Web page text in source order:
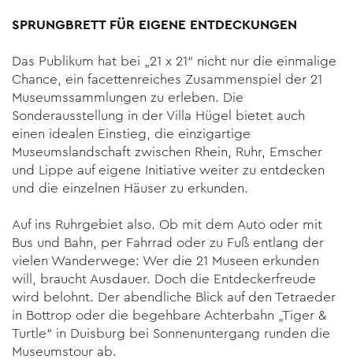
SPRUNGBRETT FÜR EIGENE ENTDECKUNGEN
Das Publikum hat bei „21 x 21“ nicht nur die einmalige
Chance, ein facettenreiches Zusammenspiel der 21
Museumssammlungen zu erleben. Die
Sonderausstellung in der Villa Hügel bietet auch
einen idealen Einstieg, die einzigartige
Museumslandschaft zwischen Rhein, Ruhr, Emscher
und Lippe auf eigene Initiative weiter zu entdecken
und die einzelnen Häuser zu erkunden.
Auf ins Ruhrgebiet also. Ob mit dem Auto oder mit
Bus und Bahn, per Fahrrad oder zu Fuß entlang der
vielen Wanderwege: Wer die 21 Museen erkunden
will, braucht Ausdauer. Doch die Entdeckerfreude
wird belohnt. Der abendliche Blick auf den Tetraeder
in Bottrop oder die begehbare Achterbahn „Tiger &
Turtle“ in Duisburg bei Sonnenuntergang runden die
Museumstour ab.